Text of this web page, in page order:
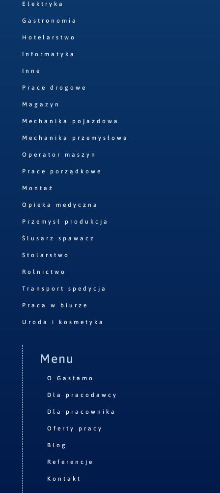
Elektryka
Gastronomia
Hotelarstwo
Informatyka
Inne
Prace drogowe
Magazyn
Mechanika pojazdowa
Mechanika przemysłowa
Operator maszyn
Prace porządkowe
Montaż
Opieka medyczna
Przemysł produkcja
Ślusarz spawacz
Stolarstwo
Rolnictwo
Transport spedycja
Praca w biurze
Uroda i kosmetyka
Menu
O Gastamo
Dla pracodawcy
Dla pracownika
Oferty pracy
Blog
Referencje
Kontakt